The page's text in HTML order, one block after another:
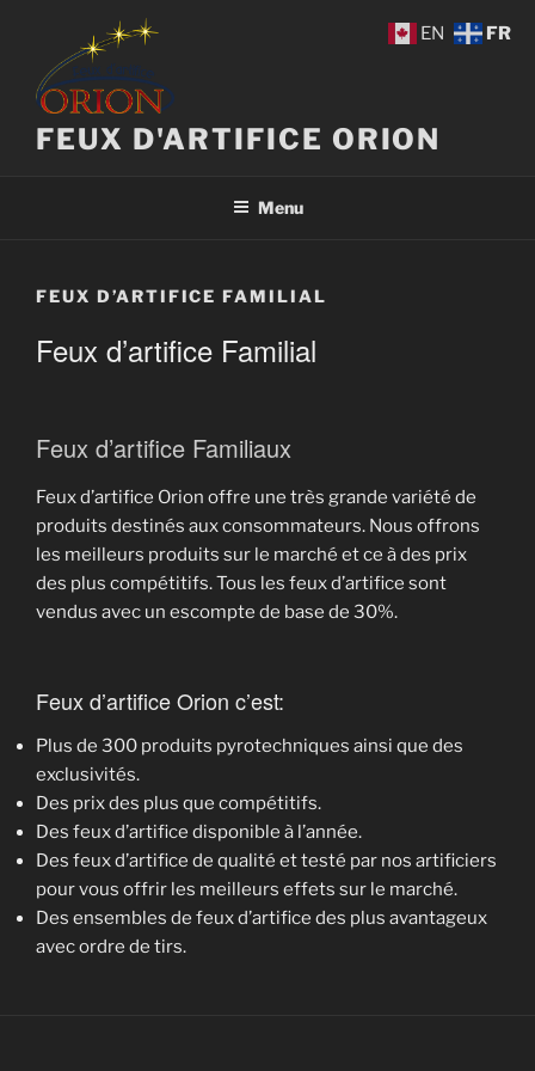
contenu
principal
FEUX D'ARTIFICE ORION
Menu
FEUX D’ARTIFICE FAMILIAL
Feux d’artifice Familial
Feux d’artifice Familiaux
Feux d’artifice Orion offre une très grande variété de
produits destinés aux consommateurs. Nous offrons
les meilleurs produits sur le marché et ce à des prix
des plus compétitifs. Tous les feux d’artifice sont
vendus avec un escompte de base de 30%.
Feux d’artifice Orion c’est:
Plus de 300 produits pyrotechniques ainsi que des
exclusivités.
Des prix des plus que compétitifs.
Des feux d’artifice disponible à l’année.
Des feux d’artifice de qualité et testé par nos artificiers
pour vous offrir les meilleurs effets sur le marché.
Des ensembles de feux d’artifice des plus avantageux
avec ordre de tirs.
EN FR